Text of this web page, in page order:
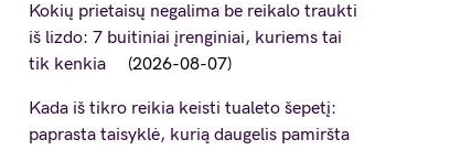
Kokių prietaisų negalima be reikalo traukti
iš lizdo: 7 buitiniai įrenginiai, kuriems tai
tik kenkia
2026-08-07
Kada iš tikro reikia keisti tualeto šepetį:
paprasta taisyklė, kurią daugelis pamiršta